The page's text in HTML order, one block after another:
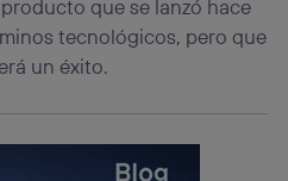
que se lanzó hace
tecnológicos, pero que
un éxito.